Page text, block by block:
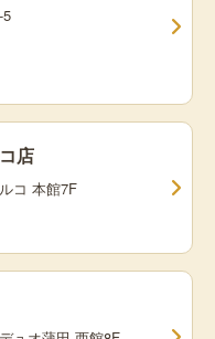
店
コ 本館7F